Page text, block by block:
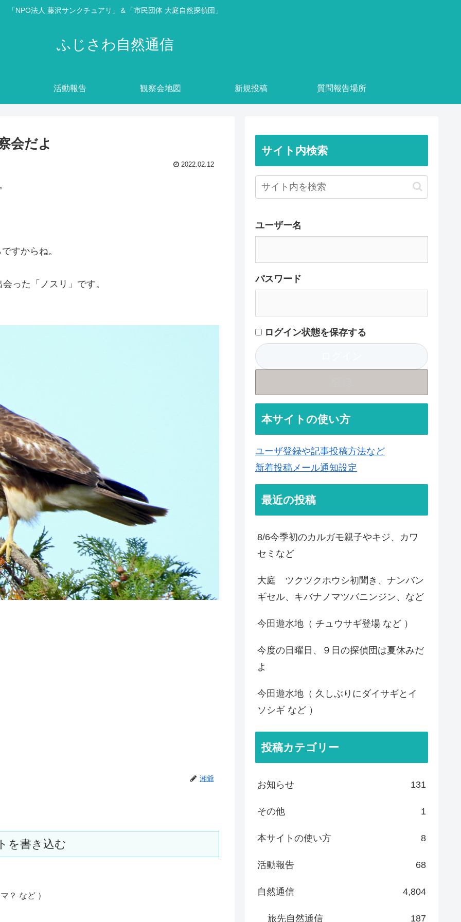
「NPO法人 藤沢サンクチュアリ」＆「市民団体 大庭自然探偵団」
ふじさわ自然通信
活動報告 観察会地図 新規投稿 質問報告場所
会だよ
2022.02.12
すからね。
った「ノスリ」です。
湘爺
を書き込む
？ など ）
サイト内検索
ユーザー名
パスワード
ログイン状態を保存する
本サイトの使い方
ユーザ登録や記事投稿方法など
新着投稿メール通知設定
最近の投稿
8/6今季初のカルガモ親子やキジ、カワ
セミなど
大庭 ツクツクホウシ初聞き、ナンバン
ギセル、キバナノマツバニンジン、など
今田遊水地（ チュウサギ登場 など ）
今度の日曜日、９日の探偵団は夏休みだ
よ
今田遊水地（ 久しぶりにダイサギとイ
ソシギ など ）
投稿カテゴリー
お知らせ 131
その他 1
本サイトの使い方 8
活動報告 68
自然通信 4,804
旅先自然通信 187